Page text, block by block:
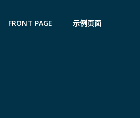
FRONT PAGE 示例页面